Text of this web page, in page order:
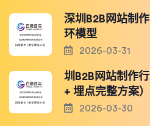
深圳B2B网站制
环模型
2026-03-31
圳B2B网站制作
+ 埋点完整方案）
2026-03-30